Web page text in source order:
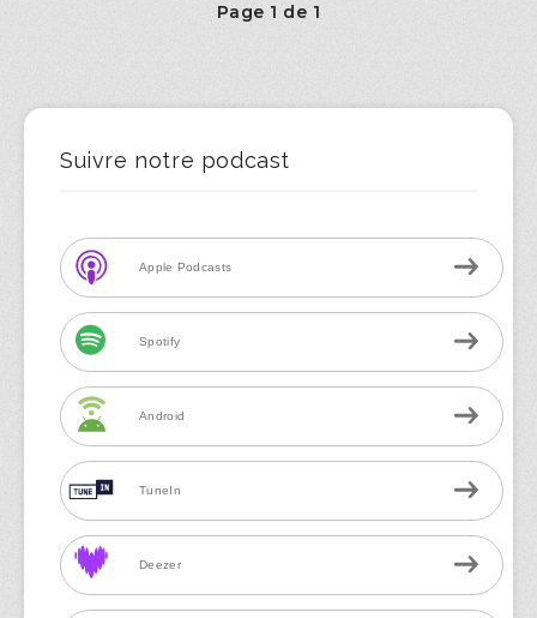
Page 1 de 1
Suivre notre podcast
Apple Podcasts
Spotify
Android
TuneIn
Deezer